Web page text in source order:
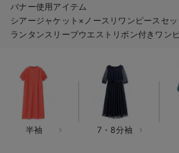
erbaviva（エルバビーバ）
ハレの日に着るANGELIEBEのセレモニー
買って正解！高評価レビューアイテム
冬に可愛いニットがお得！
バナー使用アイテム
シアージャケット×ノースリワンピースセッ
ランタンスリーブウエストリボン付きワン
半袖 7・8分袖